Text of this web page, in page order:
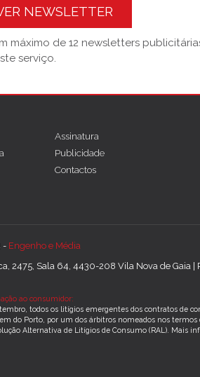
NEWSLETTER
de 12 newsletters
serviço.
Assinatura
Publicidade
Contactos
- Engenho e Média
2475, Sala 64, 4430-208 Vila Nova de Gaia |
ao consumidor:
todos os litígios emergentes dos contratos de
do Porto, por um dos árbitros nomeados nos
Alternativa de Litígios de Consumo (RAL). Mais